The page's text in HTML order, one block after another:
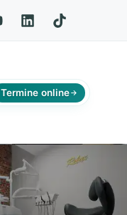
Termine online